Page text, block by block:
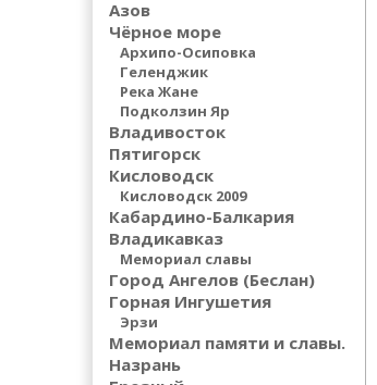
Азов
Чёрное море
Архипо-Осиповка
Геленджик
Река Жане
Подколзин Яр
Владивосток
Пятигорск
Кисловодск
Кисловодск 2009
Кабардино-Балкария
Владикавказ
Мемориал славы
Город Ангелов (Беслан)
Горная Ингушетия
Эрзи
Мемориал памяти и славы.
Назрань